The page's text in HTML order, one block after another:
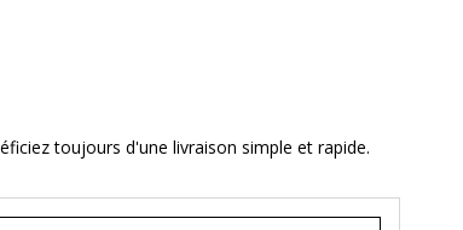
toujours d'une livraison simple et rapide.